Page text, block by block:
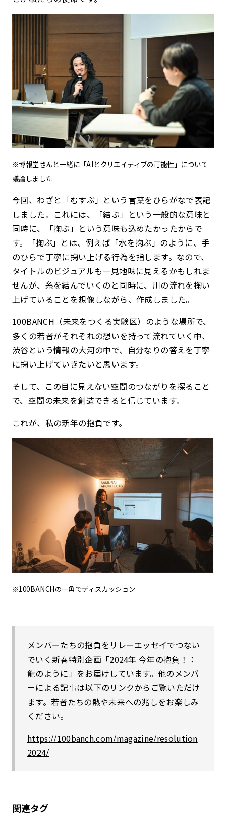
※博報堂さんと一緒に「AIとクリエイティブの可能性」について
議論しました
今回、わざと「むすぶ」という言葉をひらがなで表記
しました。これには、「結ぶ」という一般的な意味と
同時に、「掬ぶ」という意味も込めたかったからで
す。「掬ぶ」とは、例えば「水を掬ぶ」のように、手
のひらで丁寧に掬い上げる行為を指します。なので、
タイトルのビジュアルも一見地味に見えるかもしれま
せんが、糸を結んでいくのと同時に、川の流れを掬い
上げていることを想像しながら、作成しました。
100BANCH（未来をつくる実験区）のような場所で、
多くの若者がそれぞれの想いを持って流れていく中、
渋谷という情報の大河の中で、自分なりの答えを丁寧
に掬い上げていきたいと思います。
そして、この目に見えない空間のつながりを探ること
で、空間の未来を創造できると信じています。
これが、私の新年の抱負です。
※100BANCHの一角でディスカッション
メンバーたちの抱負をリレーエッセイでつない
でいく新春特別企画「2024年 今年の抱負！：
龍のように」をお届けしています。他のメンバ
ーによる記事は以下のリンクからご覧いただけ
ます。若者たちの熱や未来への兆しをお楽しみ
ください。
https://100banch.com/magazine/resolution
2024/
関連タグ